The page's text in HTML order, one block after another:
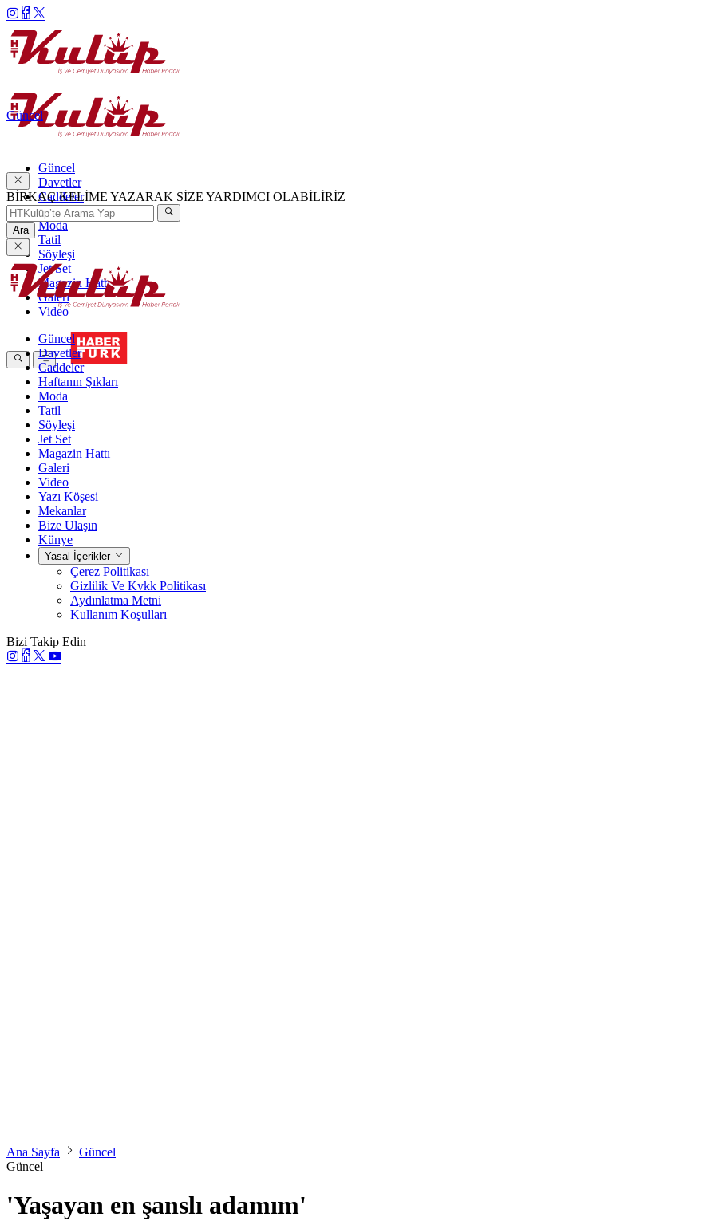
Güncel
Davetler
Caddeler
Haftanın Şıkları
Moda
Tatil
Söyleşi
Jet Set
Magazin Hattı
Galeri
Video
Güncel
BİRKAÇ KELİME YAZARAK SİZE YARDIMCI OLABİLİRİZ
Ara
Güncel
Davetler
Caddeler
Haftanın Şıkları
Moda
Tatil
Söyleşi
Jet Set
Magazin Hattı
Galeri
Video
Yazı Köşesi
Mekanlar
Bize Ulaşın
Künye
Yasal İçerikler
Çerez Politikası
Gizlilik Ve Kvkk Politikası
Aydınlatma Metni
Kullanım Koşulları
Bizi Takip Edin
Ana Sayfa
Güncel
Güncel
'Yaşayan en şanslı adamım'